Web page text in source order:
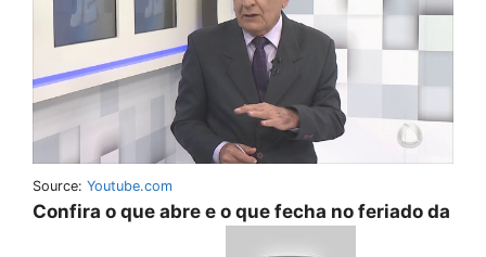
Source: Youtube.com
Confira o que abre e o que fecha no feriado da